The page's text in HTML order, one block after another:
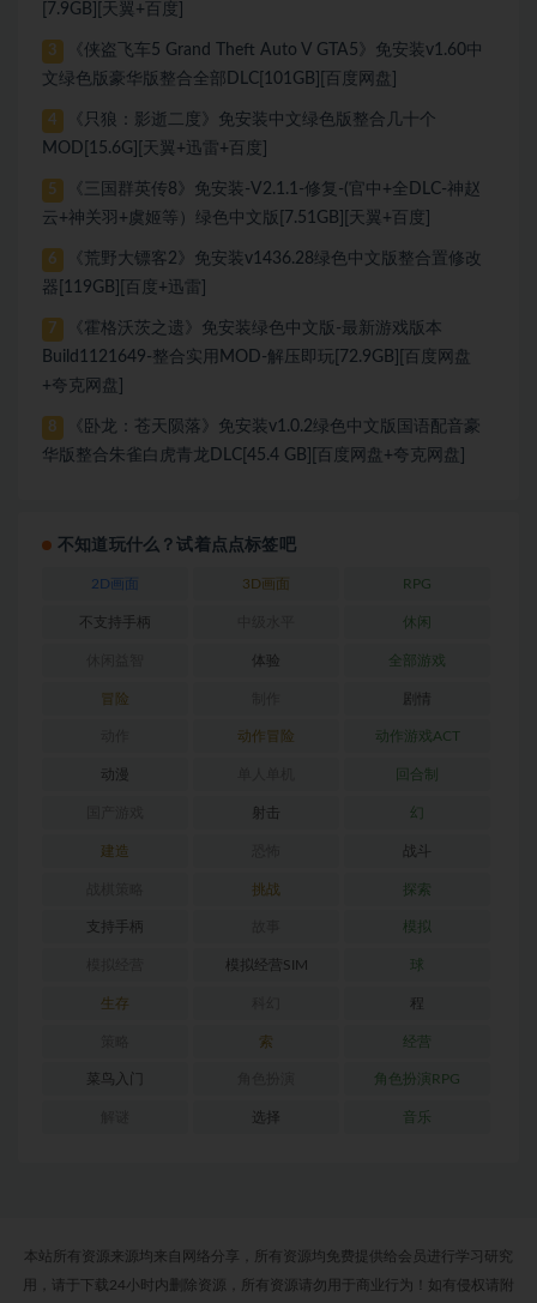
[7.9GB][天翼+百度]
3
《侠盗飞车5 Grand Theft Auto V GTA5》免安装v1.60中
文绿色版豪华版整合全部DLC[101GB][百度网盘]
4
《只狼：影逝二度》免安装中文绿色版整合几十个
MOD[15.6G][天翼+迅雷+百度]
5
《三国群英传8》免安装-V2.1.1-修复-(官中+全DLC-神赵
云+神关羽+虞姬等）绿色中文版[7.51GB][天翼+百度]
6
《荒野大镖客2》免安装v1436.28绿色中文版整合置修改
器[119GB][百度+迅雷]
7
《霍格沃茨之遗》免安装绿色中文版-最新游戏版本
Build1121649-整合实用MOD-解压即玩[72.9GB][百度网盘
+夸克网盘]
8
《卧龙：苍天陨落》免安装v1.0.2绿色中文版国语配音豪
华版整合朱雀白虎青龙DLC[45.4 GB][百度网盘+夸克网盘]
不知道玩什么？试着点点标签吧
2D画面 3D画面 RPG
不支持手柄 休闲
体验 全部游戏
冒险 剧情
动作冒险 动作游戏ACT
动漫 回合制
射击 幻
建造 战斗
挑战 探索
支持手柄 模拟
模拟经营SIM 球
生存 程
索 经营
菜鸟入门 角色扮演RPG
选择 音乐
本站所有资源来源均来自网络分享，所有资源均免费提供给会员进行学习研究
用，请于下载24小时内删除资源，所有资源请勿用于商业行为！如有侵权请附